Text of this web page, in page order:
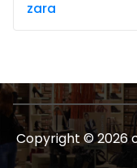
zara
Copyright © 2026